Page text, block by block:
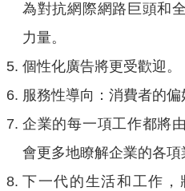
為對抗網際網路巨頭和
力量。
個性化廣告將更受歡迎。
服務性導向：消費者的偏
企業的每一項工作都將
會更多地瞭解企業的各項
下一代的生活和工作